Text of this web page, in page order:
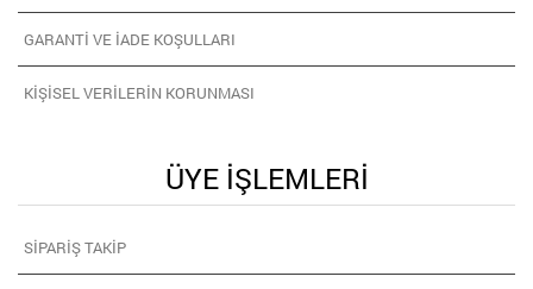
GARANTI VE İADE KOŞULLARI
KIŞISEL VERILERIN KORUNMASI
ÜYE İŞLEMLERI
SIPARIŞ TAKIP